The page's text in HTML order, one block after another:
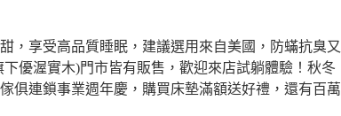
，享受高品質睡眠，建議選用來自美國，防蟎抗臭又
優渥實木)門市皆有販售，歡迎來店試躺體驗！秋冬
俱連鎖事業週年慶，購買床墊滿額送好禮，還有百萬